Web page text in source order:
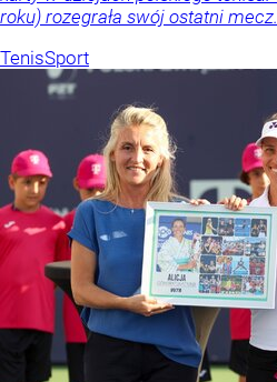
roku) rozegrała swój ostatni mecz.
TenisSport